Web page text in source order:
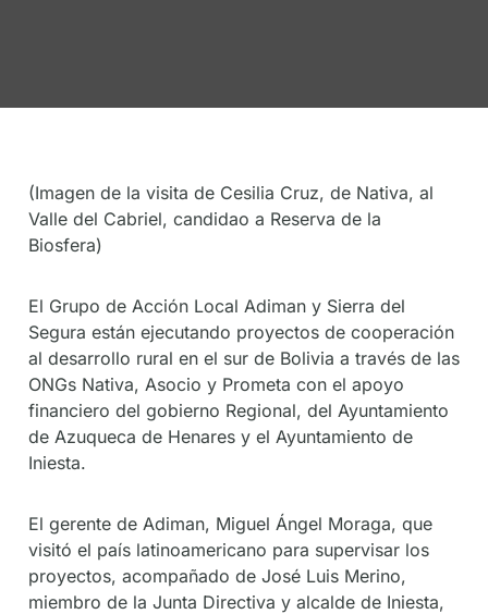
(Imagen de la visita de Cesilia Cruz, de Nativa, al
Valle del Cabriel, candidao a Reserva de la
Biosfera)
El Grupo de Acción Local Adiman y Sierra del
Segura están ejecutando proyectos de cooperación
al desarrollo rural en el sur de Bolivia a través de las
ONGs Nativa, Asocio y Prometa con el apoyo
financiero del gobierno Regional, del Ayuntamiento
de Azuqueca de Henares y el Ayuntamiento de
Iniesta.
El gerente de Adiman, Miguel Ángel Moraga, que
visitó el país latinoamericano para supervisar los
proyectos, acompañado de José Luis Merino,
miembro de la Junta Directiva y alcalde de Iniesta,